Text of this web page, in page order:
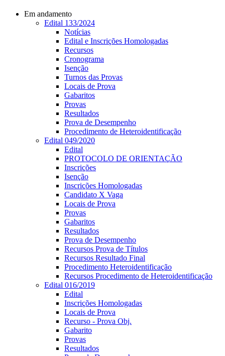
Em andamento
Edital 133/2024
Notícias
Edital e Inscrições Homologadas
Recursos
Cronograma
Isenção
Turnos das Provas
Locais de Prova
Gabaritos
Provas
Resultados
Prova de Desempenho
Procedimento de Heteroidentificação
Edital 049/2020
Edital
PROTOCOLO DE ORIENTAÇÃO
Inscrições
Isenção
Inscrições Homologadas
Candidato X Vaga
Locais de Prova
Provas
Gabaritos
Resultados
Prova de Desempenho
Recursos Prova de Títulos
Recursos Resultado Final
Procedimento Heteroidentificação
Recursos Procedimento de Heteroidentificação
Edital 016/2019
Edital
Inscrições Homologadas
Locais de Prova
Recurso - Prova Obj.
Gabarito
Provas
Resultados